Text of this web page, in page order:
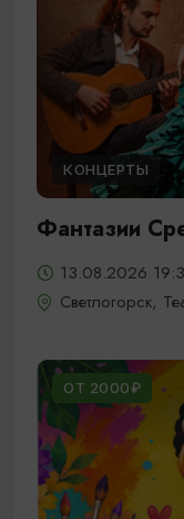
КОНЦЕРТЫ
Фантазии
13.08.2026
Светлогорск,
ОТ 2000₽